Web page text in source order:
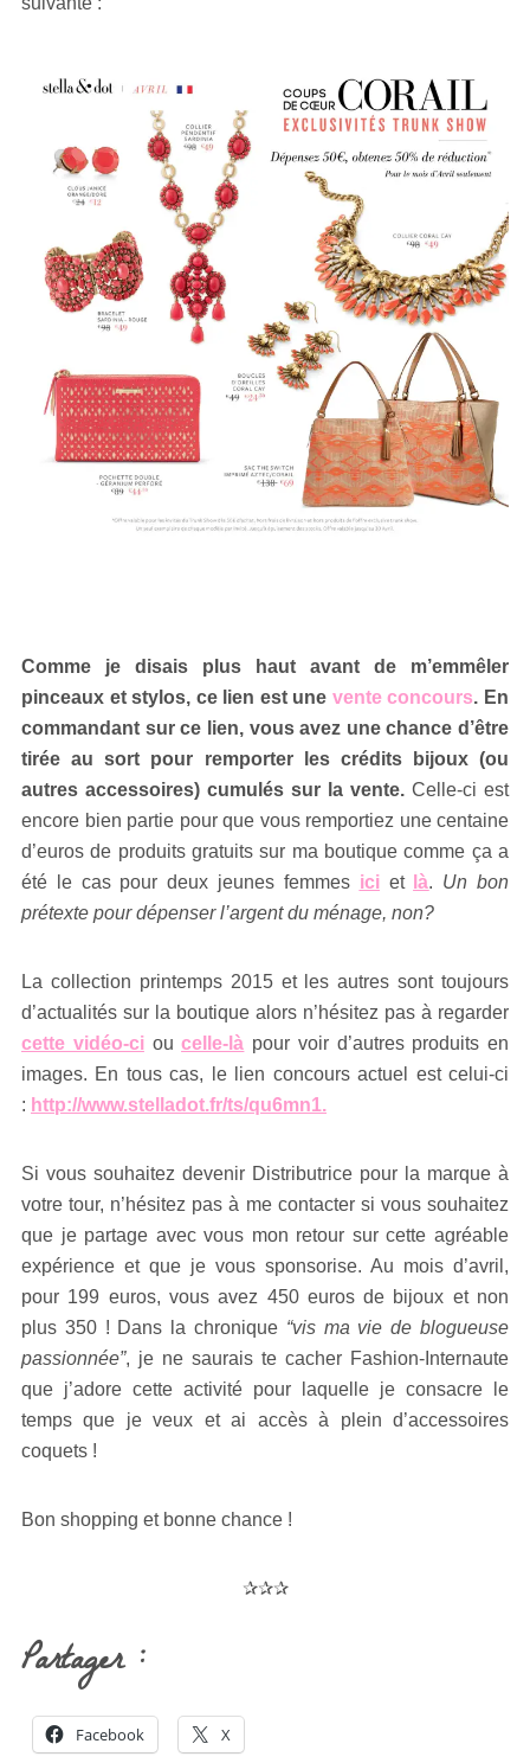
Comme je disais plus haut avant de m’emmêler
pinceaux et stylos, ce lien est une vente concours. En
commandant sur ce lien, vous avez une chance d’être
tirée au sort pour remporter les crédits bijoux (ou
autres accessoires) cumulés sur la vente. Celle-ci est
encore bien partie pour que vous remportiez une centaine
d’euros de produits gratuits sur ma boutique comme ça a
été le cas pour deux jeunes femmes iciet là. Un bon
prétexte pour dépenser l’argent du ménage, non?
La collection printemps 2015 et les autres sont toujours
d’actualités sur la boutique alors n’hésitez pas à regarder
cette vidéo-cioucelle-là pour voir d’autres produits en
images. En tous cas, le lien concours actuel est celui-ci
: http://www.stelladot.fr/ts/qu6mn1.
Si vous souhaitez devenir Distributrice pour la marque à
votre tour, n’hésitez pas à me contacter si vous souhaitez
que je partage avec vous mon retour sur cette agréable
expérience et que je vous sponsorise. Au mois d’avril,
pour 199 euros, vous avez 450 euros de bijoux et non
plus 350 ! Dans la chronique “vis ma vie de blogueuse
passionnée”, je ne saurais te cacher Fashion-Internaute
que j’adore cette activité pour laquelle je consacre le
temps que je veux et ai accès à plein d’accessoires
coquets !
Bon shopping et bonne chance !
✰✰✰
Partager :
Facebook X